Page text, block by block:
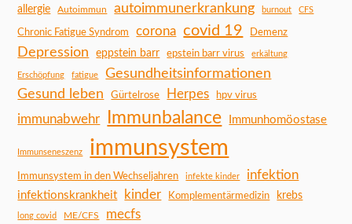
allergie Autoimmun autoimmunerkrankung burnout CFS
Chronic Fatigue Syndrom corona covid 19 Demenz
Depression eppstein barr epstein barr virus erkältung
Erschöpfung fatigue Gesundheitsinformationen
Gesund leben Gürtelrose Herpes hpv virus
immunabwehr Immunbalance Immunhomöostase
Immunseneszenz immunsystem
Immunsystem in den Wechseljahren infekte kinder infektion
infektionskrankheit kinder Komplementärmedizin krebs
long covid ME/CFS mecfs